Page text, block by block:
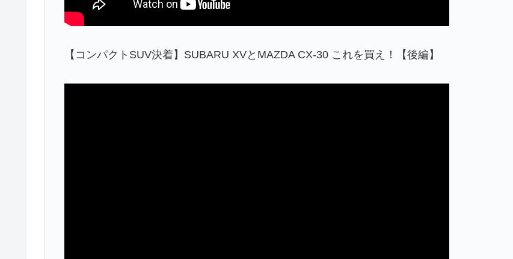
【コンパクトSUV決着】SUBARU XVとMAZDA CX-30 これを買え！【後編】